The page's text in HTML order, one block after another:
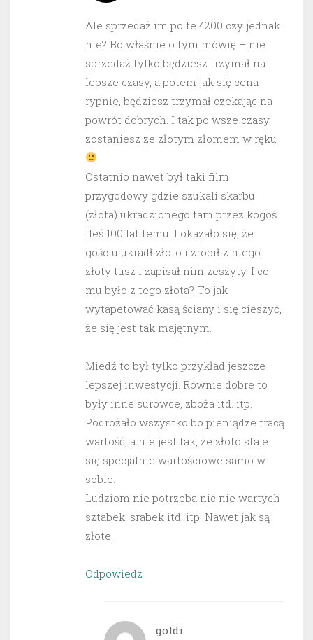
Ale sprzedaż im po te 4200 czy jednak
nie? Bo właśnie o tym mówię – nie
sprzedaż tylko będziesz trzymał na
lepsze czasy, a potem jak się cena
rypnie, będziesz trzymał czekając na
powrót dobrych. I tak po wsze czasy
zostaniesz ze złotym złomem w ręku
Ostatnio nawet był taki film
przygodowy gdzie szukali skarbu
(złota) ukradzionego tam przez kogoś
ileś 100 lat temu. I okazało się, że
gościu ukradł złoto i zrobił z niego
złoty tusz i zapisał nim zeszyty. I co
mu było z tego złota? To jak
wytapetować kasą ściany i się cieszyć,
że się jest tak majętnym.
Miedź to był tylko przykład jeszcze
lepszej inwestycji. Równie dobre to
były inne surowce, zboża itd. itp.
Podrożało wszystko bo pieniądze tracą
wartość, a nie jest tak, że złoto staje
się specjalnie wartościowe samo w
sobie.
Ludziom nie potrzeba nic nie wartych
sztabek, srabek itd. itp. Nawet jak są
złote.
Odpowiedz
goldi